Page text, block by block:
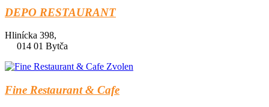
DEPO RESTAURANT
Hlinícka 398,
014 01 Bytča
Fine Restaurant & Cafe